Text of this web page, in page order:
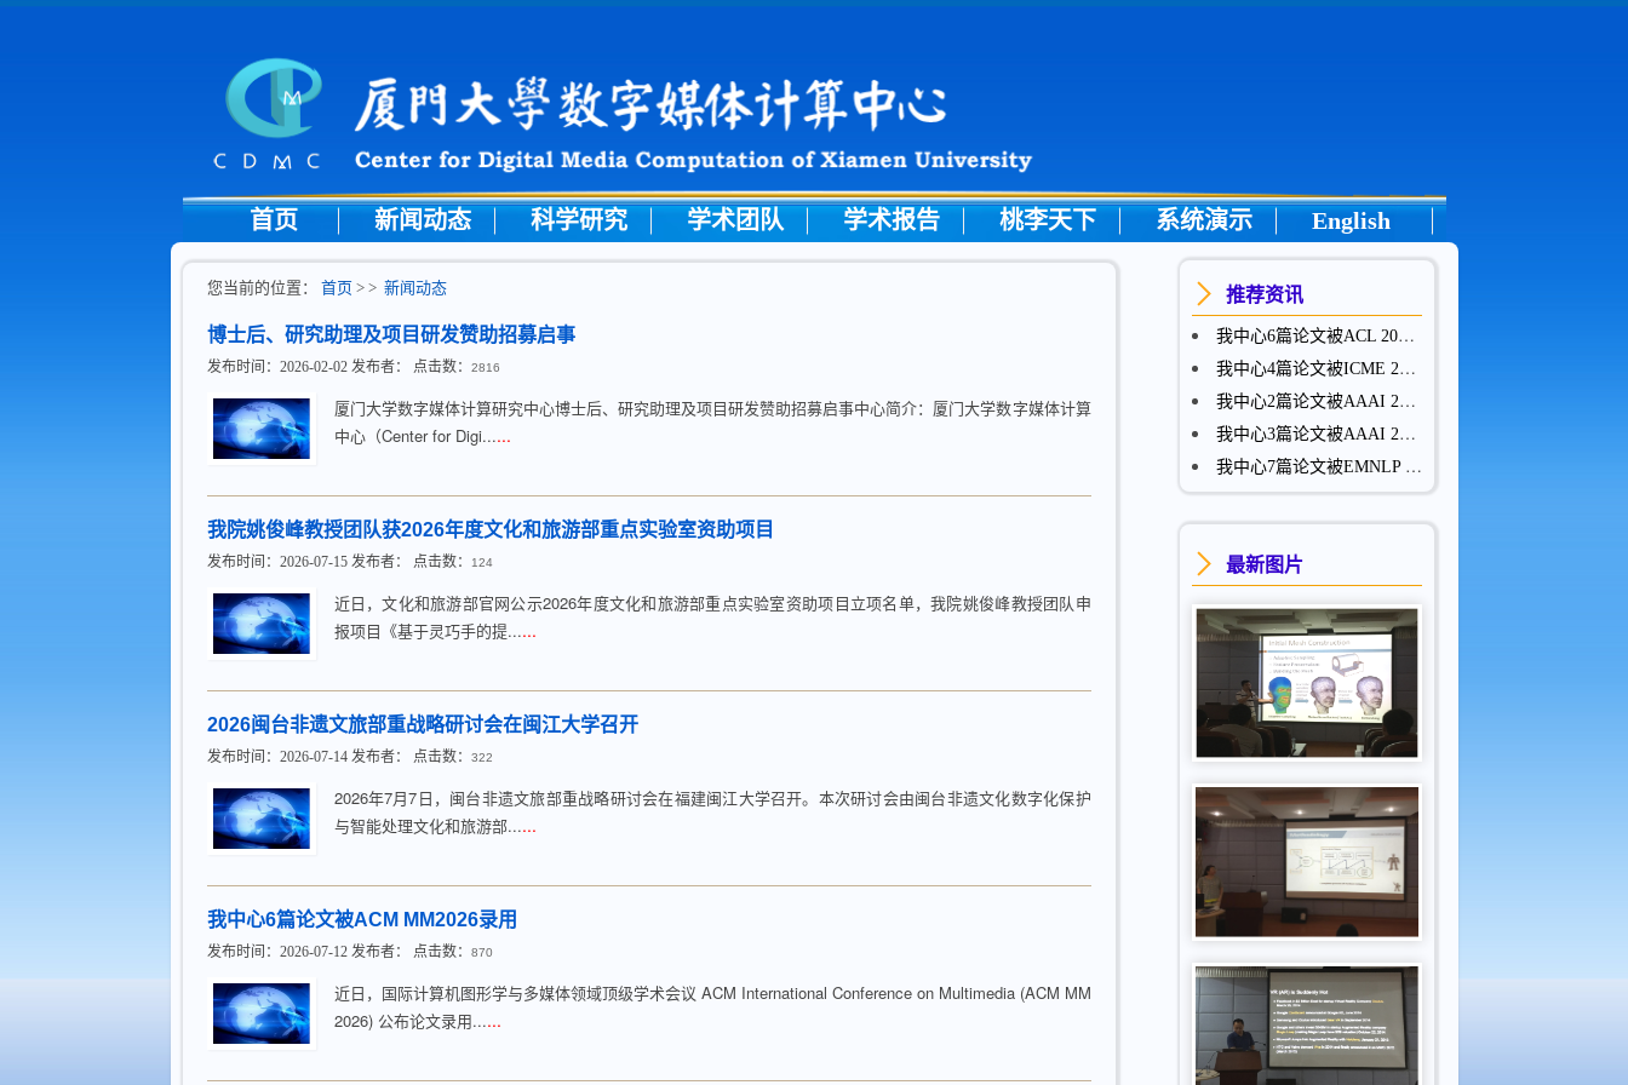
首页 新闻动态 科学研究 学术团队 学术报告 桃李天下 系统演示 English
您当前的位置： 首页> > 新闻动态
博士后、研究助理及项目研发赞助招募启事
发布时间：2026-02-02 发布者： 点击数： 2816
厦门大学数字媒体计算研究中心博士后、研究助理及项目研发赞助招募启事中心简介：厦门大学数字媒体计算
中心（Center for Digi......
我院姚俊峰教授团队获2026年度文化和旅游部重点实验室资助项目
发布时间：2026-07-15 发布者： 点击数： 124
近日，文化和旅游部官网公示2026年度文化和旅游部重点实验室资助项目立项名单，我院姚俊峰教授团队申
报项目《基于灵巧手的提......
2026闽台非遗文旅部重战略研讨会在闽江大学召开
发布时间：2026-07-14 发布者： 点击数： 322
2026年7月7日，闽台非遗文旅部重战略研讨会在福建闽江大学召开。本次研讨会由闽台非遗文化数字化保护
与智能处理文化和旅游部......
我中心6篇论文被ACM MM2026录用
发布时间：2026-07-12 发布者： 点击数： 870
近日，国际计算机图形学与多媒体领域顶级学术会议 ACM International Conference on Multimedia (ACM MM
2026) 公布论文录用......
推荐资讯
我中心6篇论文被ACL 2024录用
我中心4篇论文被ICME 2024录用
我中心2篇论文被AAAI 2024录用
我中心3篇论文被AAAI 2023录用
我中心7篇论文被EMNLP 2022录用
最新图片